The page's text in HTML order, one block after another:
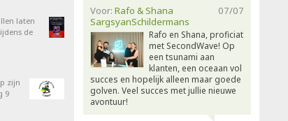
laten
de
zijn
9
07/07
Voor: Rafo & Shana
SargsyanSchildermans
Rafo en Shana, proficiat
met SecondWave! Op
een tsunami aan
klanten, een oceaan vol
succes en hopelijk alleen maar goede
golven. Veel succes met jullie nieuwe
avontuur!